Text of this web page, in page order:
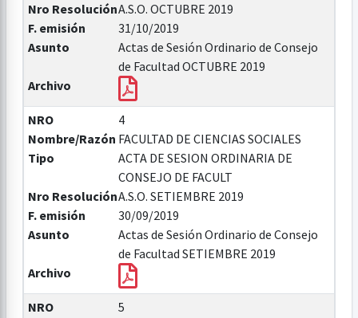
Nro ResoluciónA.S.O. OCTUBRE 2019
F. emisión
31/10/2019
Asunto
Actas de Sesión Ordinario de Consejo
de Facultad OCTUBRE 2019
Archivo
NRO
4
Nombre/Razón FACULTAD DE CIENCIAS SOCIALES
Tipo
ACTA DE SESION ORDINARIA DE
CONSEJO DE FACULT
Nro ResoluciónA.S.O. SETIEMBRE 2019
F. emisión
30/09/2019
Asunto
Actas de Sesión Ordinario de Consejo
de Facultad SETIEMBRE 2019
Archivo
NRO
5